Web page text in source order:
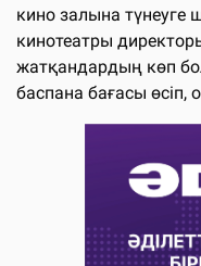
кино залына түнеуге
кинотеатры
жатқандардың көп
баспана бағасы өсіп,